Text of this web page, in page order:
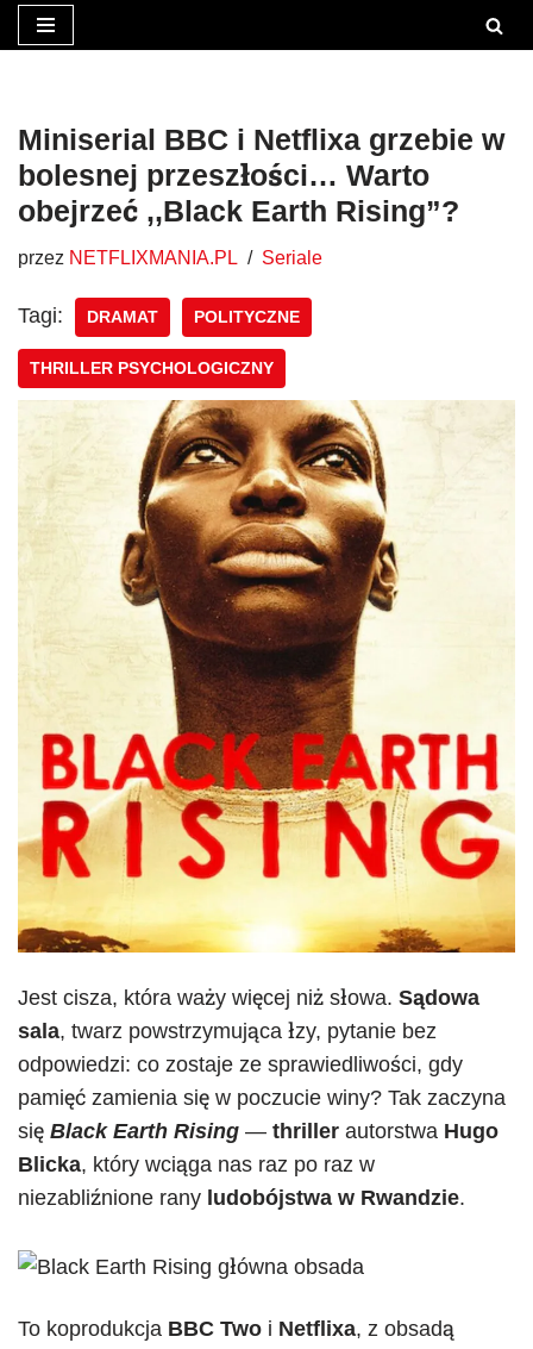
treści
Miniserial BBC i Netflixa grzebie w
bolesnej przeszłości… Warto
obejrzeć ,,Black Earth Rising”?
przez NETFLIXMANIA.PL Seriale
Tagi: DRAMAT POLITYCZNE
THRILLER PSYCHOLOGICZNY
Jest cisza, która waży więcej niż słowa. Sądowa
sala, twarz powstrzymująca łzy, pytanie bez
odpowiedzi: co zostaje ze sprawiedliwości, gdy
pamięć zamienia się w poczucie winy? Tak zaczyna
się Black Earth Rising — thriller autorstwa Hugo
Blicka, który wciąga nas raz po raz w
niezabliźnione rany ludobójstwa w Rwandzie.
To koprodukcja BBC Two i Netflixa, z obsadą